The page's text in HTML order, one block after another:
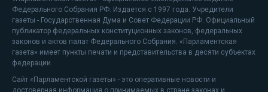
Федерального Собрания РФ. Издается с 1997 года. Учредители
газеты - Государственная Дума и Совет Федерации РФ. Официальный
публикатор федеральных конституционных законов, федеральных
законов и актов палат Федерального Собрания. «Парламентская
газета» имеет пункты печати и представительства в десяти субъектах
федерации.
Сайт «Парламентской газеты» - это оперативные новости и
достоверная информация о принимаемых в стране законах и